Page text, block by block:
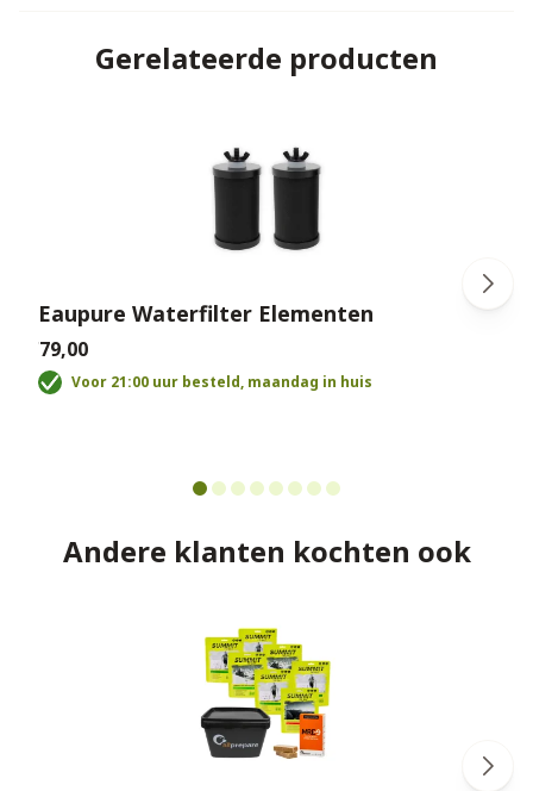
Gerelateerde producten
Eaupure Waterfilter Elementen
€79,00
Voor 21:00 uur besteld, maandag in huis
Andere klanten kochten ook